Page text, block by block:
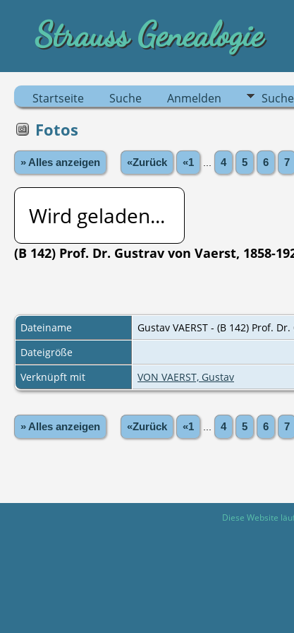
Strauss Genealogie
Startseite Suche Anmelden
Fotos
» Alles anzeigen «Zurück «1 4 5 6 7
Wird geladen...
(B 142) Prof. Dr. Gustrav von Vaerst, 1858-
Dateiname
Gustav VAERST - (B 142) Prof.
Dateigröße
Verknüpft mit
VON VAERST, Gustav
» Alles anzeigen «Zurück «1 4 5 6 7
Diese Website